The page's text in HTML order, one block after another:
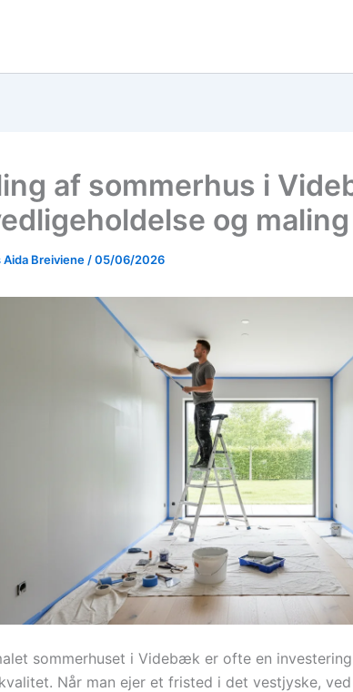
af sommerhus i
og maling
Aida Breiviene /05/06/2026
sommerhuset i Videbæk er ofte en
Når man ejer et fristed i det vestjyske,